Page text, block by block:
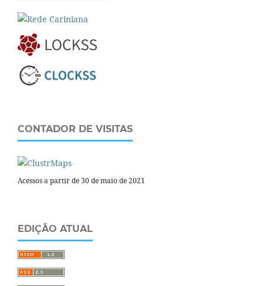
CONTADOR DE VISITAS
Acessos a partir de 30 de maio de 2021
EDIÇÃO ATUAL